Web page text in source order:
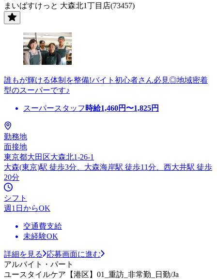
まいばすけっと 大森北1丁目店(73457)
誰もが輝ける体制を整備!バイト初心者さん必見◎地域密着
型のスーパーです♪
スーパースタッフ 時給1,460円〜1,825円
勤務地
面接地
東京都大田区大森北1-26-1
大森(東京)駅 徒歩3分、大森海岸駅 徒歩11分、西大井駅 徒歩
20分
シフト
週1日からOK
交通費支給
未経験OK
詳細を見る
応募画面に進む
アルバイト・パート
ユースタイルケア【港区】01_重訪_非常勤_日勤/Ja